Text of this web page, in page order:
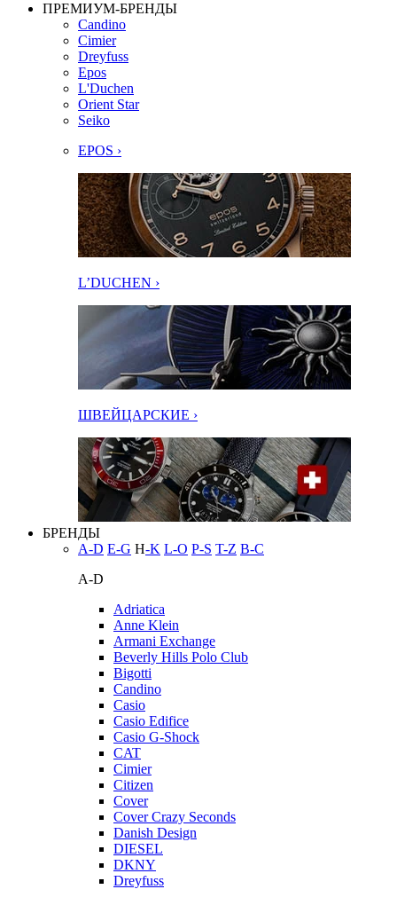
ПРЕМИУМ-БРЕНДЫ
Candino
Cimier
Dreyfuss
Epos
L'Duchen
Orient Star
Seiko
EPOS ›
L’DUCHEN ›
ШВЕЙЦАРСКИЕ ›
БРЕНДЫ
A-D E-G H-K L-O P-S T-Z В-С
A-D
Adriatica
Anne Klein
Armani Exchange
Beverly Hills Polo Club
Bigotti
Candino
Casio
Casio Edifice
Casio G-Shock
CAT
Cimier
Citizen
Cover
Cover Crazy Seconds
Danish Design
DIESEL
DKNY
Dreyfuss